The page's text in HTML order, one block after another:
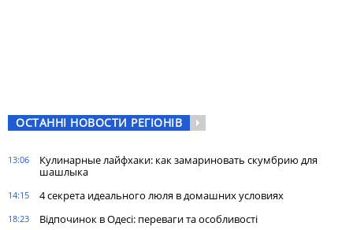
ОСТАННІ НОВОСТИ РЕГІОНІВ
13:06
Кулинарные лайфхаки: как замариновать скумбрию для
шашлыка
14:15 4 секрета идеального люля в домашних условиях
18:23 Відпочинок в Одесі: переваги та особливості